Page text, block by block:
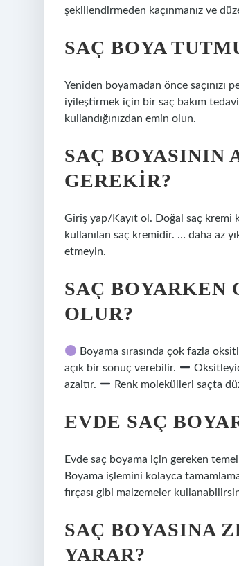
şekillendirmeden kaçınmanız ve
SAÇ BOYA
Yeniden boyamadan önce saçınızı
iyileştirmek için bir saç bakım
kullandığınızdan emin olun.
SAÇ BOYASININ
GEREKIR?
Giriş yap/Kayıt ol. Doğal saç kremi
kullanılan saç kremidir. … daha az
etmeyin.
SAÇ BOYARKEN
OLUR?
Boyama sırasında çok fazla
açık bir sonuç verebilir.
azaltır.
Renk molekülleri saçta
EVDE SAÇ
Evde saç boyama için gereken
Boyama işlemini kolayca
fırçası gibi malzemeler
SAÇ BOYASINA
YARAR?